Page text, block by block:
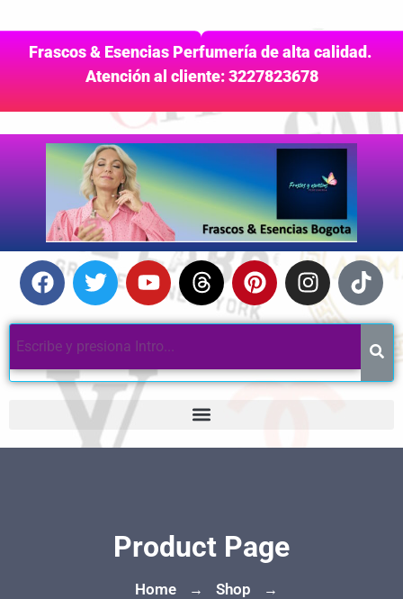
Frascos & Esencias Perfumería de alta calidad.
Atención al cliente: 3227823678
Product Page
Home → Shop →